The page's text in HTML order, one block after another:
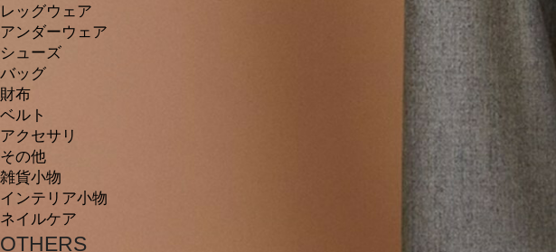
レッグウェア
アンダーウェア
シューズ
バッグ
財布
ベルト
アクセサリ
その他
雑貨小物
インテリア小物
ネイルケア
OTHERS